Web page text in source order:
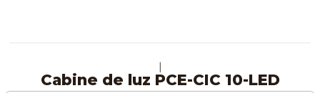
|
Cabine de luz PCE-CIC 10-LED